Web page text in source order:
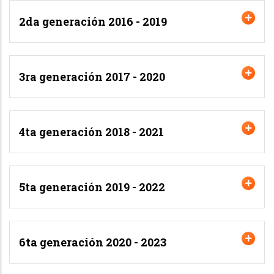
2da generación 2016 - 2019
3ra generación 2017 - 2020
4ta generación 2018 - 2021
5ta generación 2019 - 2022
6ta generación 2020 - 2023